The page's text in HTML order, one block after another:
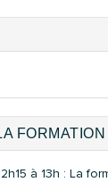
FORMATION
à 13h : La